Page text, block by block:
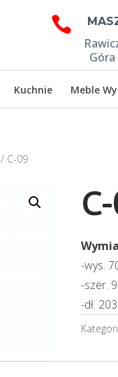

Góra
Kuchnie Meble
/ C-09
-wys.
-szer.
-dł.